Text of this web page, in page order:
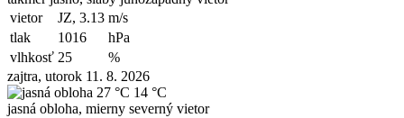
vietor
JZ, 3.13 m/s
tlak
1016
hPa
vlhkosť 25
%
zajtra, utorok 11. 8. 2026
27 °C 14 °C
jasná obloha, mierny severný vietor